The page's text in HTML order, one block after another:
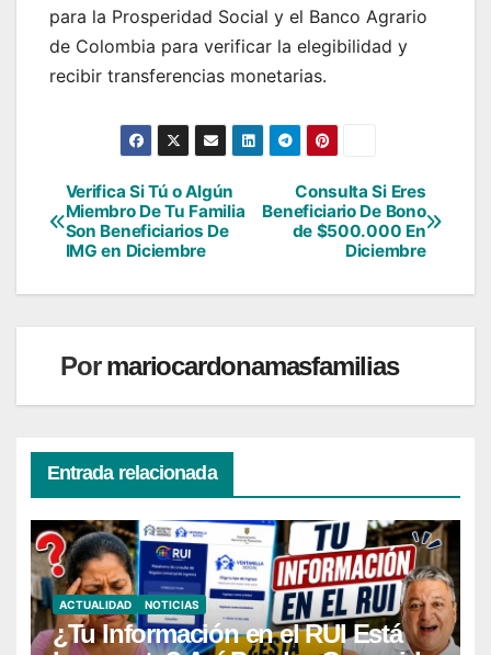
para la Prosperidad Social y el Banco Agrario
de Colombia para verificar la elegibilidad y
recibir transferencias monetarias.
Navegación
de
entradas
Consulta Si Eres
Beneficiario De Bono
de $500.000 En
Diciembre
Verifica Si Tú o Algún
Miembro De Tu Familia
Son Beneficiarios De
IMG en Diciembre
Pormariocardonamasfamilias
Entrada relacionada
ACTUALIDAD NOTICIAS
¿Tu Información en el RUI Está